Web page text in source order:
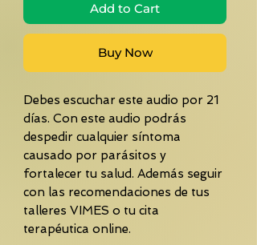
Add to Cart
Buy Now
Debes escuchar este audio por 21
días. Con este audio podrás
despedir cualquier síntoma
causado por parásitos y
fortalecer tu salud. Además seguir
con las recomendaciones de tus
talleres VIMES o tu cita
terapéutica online.